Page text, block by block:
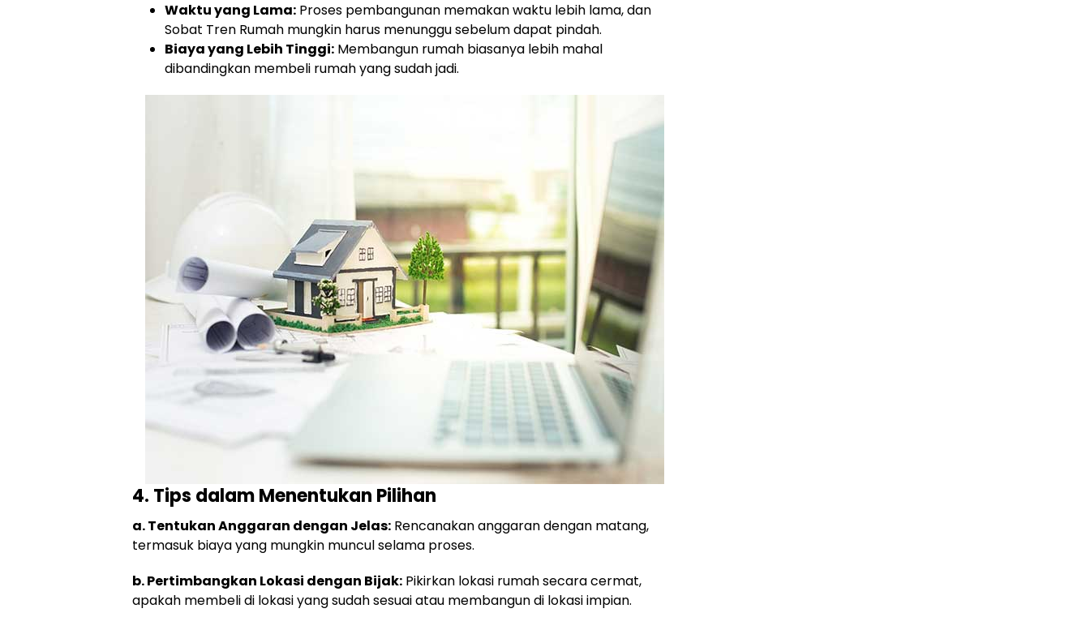
Waktu yang Lama: Proses pembangunan memakan waktu lebih lama, dan
Sobat Tren Rumah mungkin harus menunggu sebelum dapat pindah.
Biaya yang Lebih Tinggi: Membangun rumah biasanya lebih mahal
dibandingkan membeli rumah yang sudah jadi.
4. Tips dalam Menentukan Pilihan
a. Tentukan Anggaran dengan Jelas: Rencanakan anggaran dengan matang,
termasuk biaya yang mungkin muncul selama proses.
b. Pertimbangkan Lokasi dengan Bijak: Pikirkan lokasi rumah secara cermat,
apakah membeli di lokasi yang sudah sesuai atau membangun di lokasi impian.